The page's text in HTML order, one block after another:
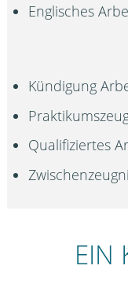
Englisches
Kündigung
Qualifiziertes
EIN